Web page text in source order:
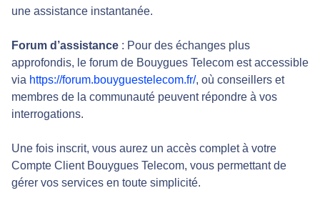
une assistance instantanée.
Forum d’assistance : Pour des échanges plus
approfondis, le forum de Bouygues Telecom est accessible
via https://forum.bouyguestelecom.fr/, où conseillers et
membres de la communauté peuvent répondre à vos
interrogations.
Une fois inscrit, vous aurez un accès complet à votre
Compte Client Bouygues Telecom, vous permettant de
gérer vos services en toute simplicité.